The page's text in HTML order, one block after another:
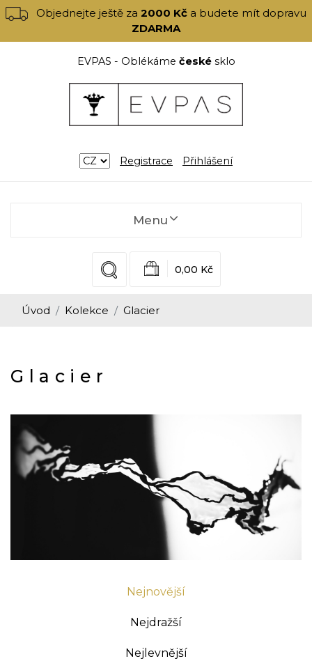
Objednejte ještě za2000 Kč a budete mít dopravu
ZDARMA
EVPAS - Oblékáme českésklo
Registrace Přihlášení
Menu
0,00 Kč
Úvod Kolekce Glacier
Glacier
Nejnovější
Nejdražší
Nejlevnější